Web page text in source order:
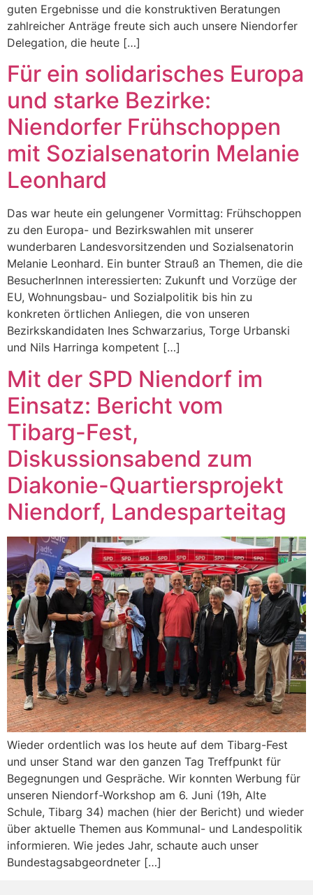
guten Ergebnisse und die konstruktiven Beratungen
zahlreicher Anträge freute sich auch unsere Niendorfer
Delegation, die heute […]
Für ein solidarisches Europa
und starke Bezirke:
Niendorfer Frühschoppen
mit Sozialsenatorin Melanie
Leonhard
Das war heute ein gelungener Vormittag: Frühschoppen
zu den Europa- und Bezirkswahlen mit unserer
wunderbaren Landesvorsitzenden und Sozialsenatorin
Melanie Leonhard. Ein bunter Strauß an Themen, die die
BesucherInnen interessierten: Zukunft und Vorzüge der
EU, Wohnungsbau- und Sozialpolitik bis hin zu
konkreten örtlichen Anliegen, die von unseren
Bezirkskandidaten Ines Schwarzarius, Torge Urbanski
und Nils Harringa kompetent […]
Mit der SPD Niendorf im
Einsatz: Bericht vom
Tibarg-Fest,
Diskussionsabend zum
Diakonie-Quartiersprojekt
Niendorf, Landesparteitag
Wieder ordentlich was los heute auf dem Tibarg-Fest
und unser Stand war den ganzen Tag Treffpunkt für
Begegnungen und Gespräche. Wir konnten Werbung für
unseren Niendorf-Workshop am 6. Juni (19h, Alte
Schule, Tibarg 34) machen (hier der Bericht) und wieder
über aktuelle Themen aus Kommunal- und Landespolitik
informieren. Wie jedes Jahr, schaute auch unser
Bundestagsabgeordneter […]